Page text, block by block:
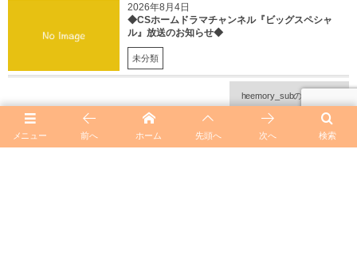
2026年8月4日
◆CSホームドラマチャンネル『ビッグスペシャ
ル』放送のお知らせ◆
未分類
heemory_subの記事一覧
メニュー 検索
前へ ホーム 先頭へ 次へ